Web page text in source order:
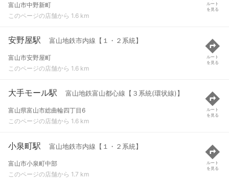
富山市中野新町
このページの店舗から 1.6 km
ルート
を見る
安野屋駅 富山地鉄市内線【１・２系統】
富山市安野屋町
このページの店舗から 1.6 km
ルート
を見る
大手モール駅 富山地鉄富山都心線【３系統(環状線)】
富山県富山市総曲輪四丁目6
このページの店舗から 1.6 km
ルート
を見る
小泉町駅 富山地鉄市内線【１・２系統】
富山市小泉町中部
このページの店舗から 1.7 km
ルート
を見る